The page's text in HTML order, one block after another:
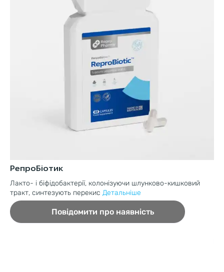
РепроБіотик
Лакто- і біфідобактерії, колонізуючи шлунково-кишковий
тракт, синтезують перекис Детальніше
Повідомити про наявність